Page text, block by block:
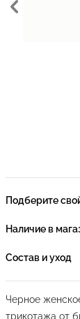
Подберите
Наличие в
Состав и уход
Черное
трикотажа от